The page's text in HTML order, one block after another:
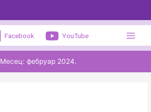
Facebook
YouTube
Месец: фебруар 2024.